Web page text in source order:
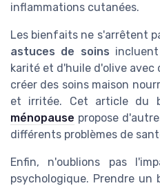
inflammations cutanées.
Les bienfaits ne s'arrêtent
astuces de soins
karité et d'huile d'olive avec
créer des soins maison
et irritée. Cet article du
ménopause propose
différents problèmes de
Enfin, n'oublions pas
psychologique. Prendre